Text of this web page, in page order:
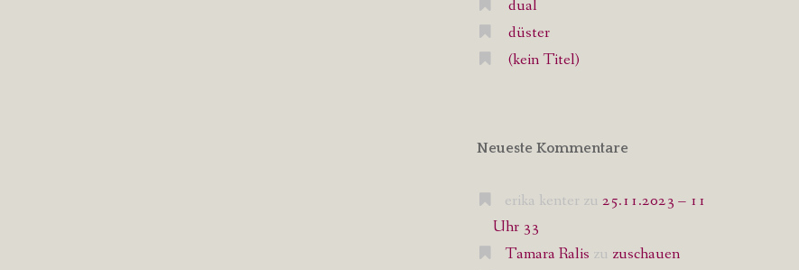
dual
düster
(kein Titel)
Neueste Kommentare
erika kenter zu 25.11.2023 – 11
Uhr 33
Tamara Ralis zu zuschauen